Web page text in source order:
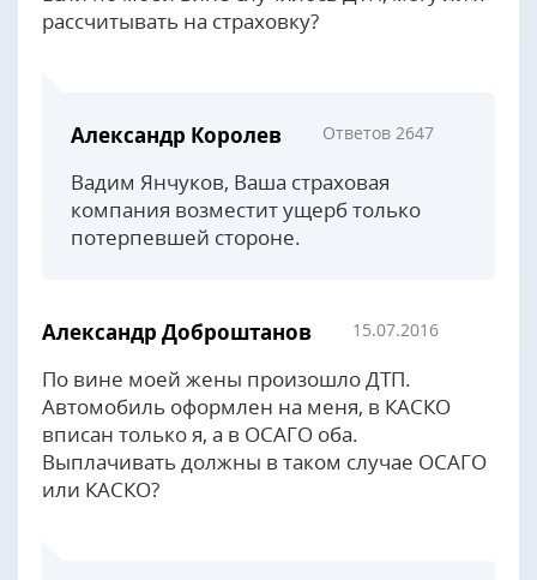
рассчитывать на страховку?
Александр Королев Ответов 2647
Вадим Янчуков, Ваша страховая
компания возместит ущерб только
потерпевшей стороне.
Александр Доброштанов 15.07.2016
По вине моей жены произошло ДТП.
Автомобиль оформлен на меня, в КАСКО
вписан только я, а в ОСАГО оба.
Выплачивать должны в таком случае ОСАГО
или КАСКО?